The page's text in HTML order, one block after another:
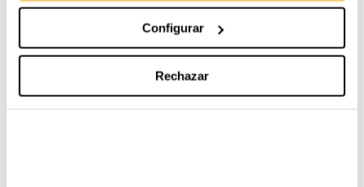
Configurar
Rechazar
Desarrollo de cadenas
Derechos de las
Actualidad